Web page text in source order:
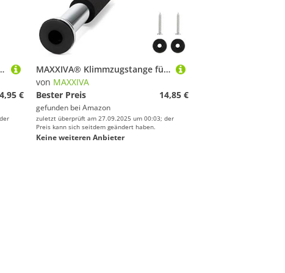
Bodybuilding Fitness-Training Reckstange Multifunktionen
€
MAXXIVA® Klimmzugstange für Türrahmen silber Griffe stufenlos einstellbar 63-100 cm für Workout Kraftübungen Bodybuilding Reckstange (schwarz-weiß)
von MAXXIVA
Bester Preis
14,85 €
gefunden bei Amazon
zuletzt überprüft am 27.09.2025 um 00:03; der
Preis kann sich seitdem geändert haben.
Keine weiteren Anbieter